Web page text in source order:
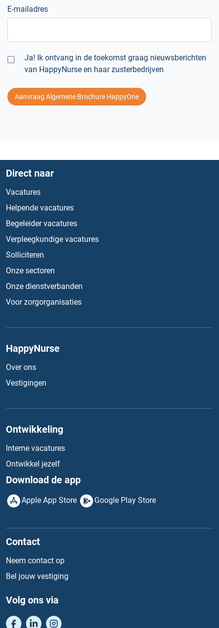
E-mailadres
Ja! Ik ontvang in de toekomst graag nieuwsberichten
van HappyNurse en haar zusterbedrijven
Aanvraag Algemene Brochure HappyOne
Direct naar
Vacatures
Helpende vacatures
Begeleider vacatures
Verpleegkundige vacatures
Solliciteren
Onze sectoren
Onze dienstverbanden
Voor zorgorganisaties
HappyNurse
Over ons
Vestigingen
Ontwikkeling
Interne vacatures
Ontwikkel jezelf
Download de app
Apple App Store Google Play Store
Contact
Neem contact op
Bel jouw vestiging
Volg ons via